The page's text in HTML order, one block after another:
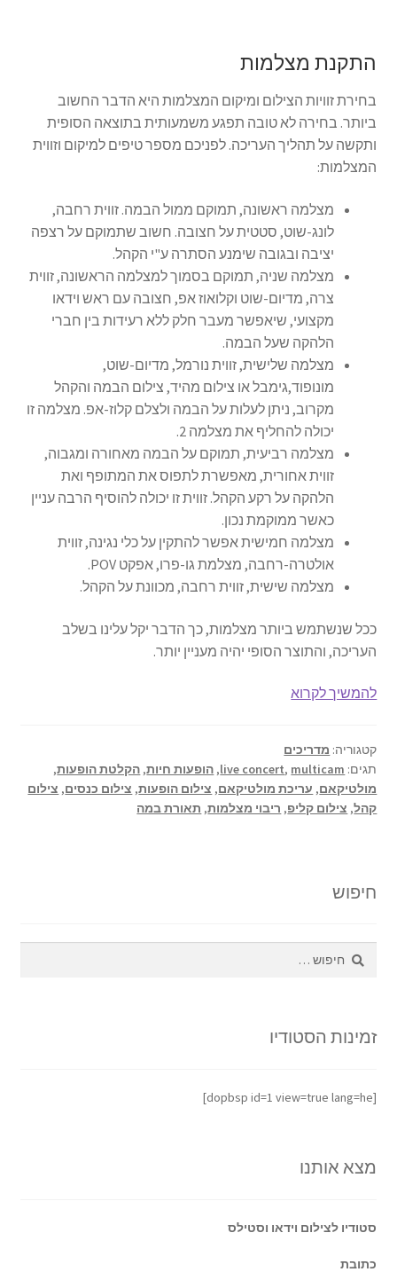
עגלת קניות
צור קשר
קולנוע וטלוויזיה
רשימת ציוד
שידור וידאו חי באינטרנט
התקנת מצלמות
בחירת זוויות הצילום ומיקום המצלמות היא הדבר החשוב
ביותר. בחירה לא טובה תפגע משמעותית בתוצאה הסופית
ותקשה על תהליך העריכה. לפניכם מספר טיפים למיקום וזווית
המצלמות:
מצלמה ראשונה, תמוקם ממול הבמה. זווית רחבה,
לונג-שוט, סטטית על חצובה. חשוב שתמוקם על רצפה
יציבה ובגובה שימנע הסתרה ע"י הקהל.
מצלמה שניה, תמוקם בסמוך למצלמה הראשונה, זווית
צרה, מדיום-שוט וקלואוז אפ, חצובה עם ראש וידאו
מקצועי, שיאפשר מעבר חלק ללא רעידות בין חברי
הלהקה שעל הבמה.
מצלמה שלישית, זווית נורמל, מדיום-שוט,
מונופוד,גימבל או צילום מהיד, צילום הבמה והקהל
מקרוב, ניתן לעלות על הבמה ולצלם קלוז-אפ. מצלמה זו
יכולה להחליף את מצלמה 2.
מצלמה רביעית, תמוקם על הבמה מאחורה ומגבוה,
זווית אחורית, מאפשרת לתפוס את המתופף ואת
הלהקה על רקע הקהל. זווית זו יכולה להוסיף הרבה עניין
כאשר ממוקמת נכון.
מצלמה חמישית אפשר להתקין על כלי נגינה, זווית
אולטרה-רחבה, מצלמת גו-פרו, אפקט POV.
מצלמה שישית, זווית רחבה, מכוונת על הקהל.
ככל שנשתמש ביותר מצלמות, כך הדבר יקל עלינו בשלב
העריכה, והתוצר הסופי יהיה מעניין יותר.
להמשיך לקרואצילום
בריבוי
מצלמות
–
קטגוריה: מדריכים
תגים:
live concert, multicam
, הופעות חיות, הקלטת הופעות,
מולטיקאם, עריכת מולטיקאם, צילום הופעות, צילום כנסים, צילום
קהל, צילום קליפ, ריבוי מצלמות, תאורת במה
חיפוש
חיפוש:
זמינות הסטודיו
[dopbsp id=1 view=true lang=he]
מצא אותנו
סטודיו לצילום וידאו וסטילס
כתובת